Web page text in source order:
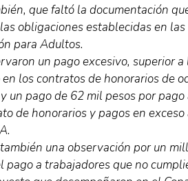
que faltó la documentación
obligaciones establecidas en
para Adultos.
un pago excesivo, superior
los contratos de honorarios de
un pago de 62 mil pesos por
de honorarios y pagos en
una observación por un
pago a trabajadores que no